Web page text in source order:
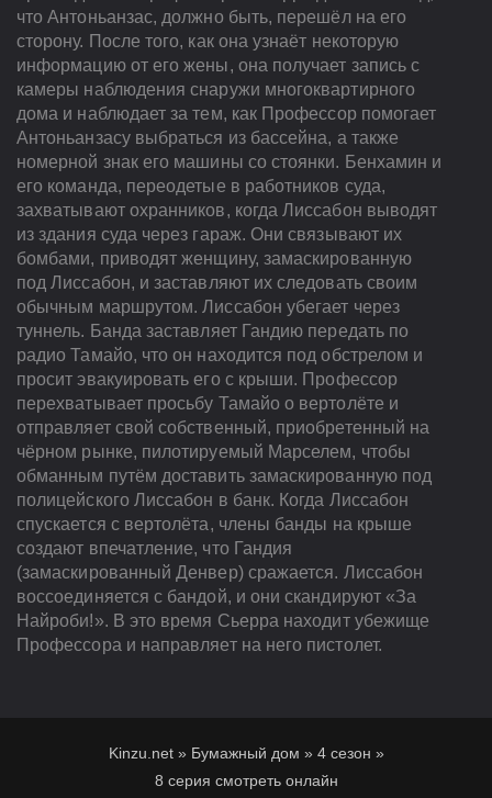
что Антоньанзас, должно быть, перешёл на его
сторону. После того, как она узнаёт некоторую
информацию от его жены, она получает запись с
камеры наблюдения снаружи многоквартирного
дома и наблюдает за тем, как Профессор помогает
Антоньанзасу выбраться из бассейна, а также
номерной знак его машины со стоянки. Бенхамин и
его команда, переодетые в работников суда,
захватывают охранников, когда Лиссабон выводят
из здания суда через гараж. Они связывают их
бомбами, приводят женщину, замаскированную
под Лиссабон, и заставляют их следовать своим
обычным маршрутом. Лиссабон убегает через
туннель. Банда заставляет Гандию передать по
радио Тамайо, что он находится под обстрелом и
просит эвакуировать его с крыши. Профессор
перехватывает просьбу Тамайо о вертолёте и
отправляет свой собственный, приобретенный на
чёрном рынке, пилотируемый Марселем, чтобы
обманным путём доставить замаскированную под
полицейского Лиссабон в банк. Когда Лиссабон
спускается с вертолёта, члены банды на крыше
создают впечатление, что Гандия
(замаскированный Денвер) сражается. Лиссабон
воссоединяется с бандой, и они скандируют «За
Найроби!». В это время Сьерра находит убежище
Профессора и направляет на него пистолет.
Kinzu.net» Бумажный дом » 4 сезон »
8 серия смотреть онлайн